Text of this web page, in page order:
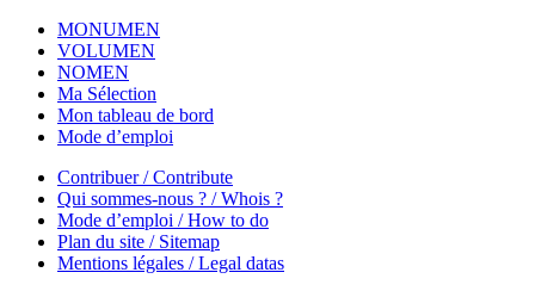
MONUMEN
VOLUMEN
NOMEN
Ma Sélection
Mon tableau de bord
Mode d’emploi
Contribuer / Contribute
Qui sommes-nous ? / Whois ?
Mode d’emploi / How to do
Plan du site / Sitemap
Mentions légales / Legal datas